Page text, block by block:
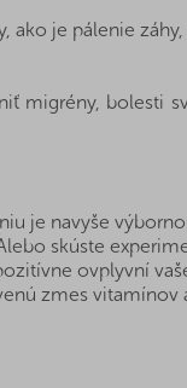
je pálenie
migrény, bolesti
je navyše
skúste
ovplyvní
zmes vitamínov